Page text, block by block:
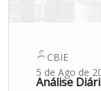
CBIE
5 de Ago de
Análise